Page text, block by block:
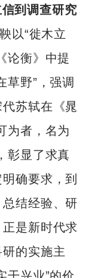
到调查研究
以“徙木立
论衡》中提
草野”，强调
苏轼在《晁
为者，名为
彰显了求真
确要求，到
结经验、研
是新时代求
的实施主